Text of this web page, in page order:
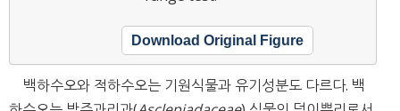
Download Original Figure
백하수오와 적하수오는 기원식물과 유기성분도 다르다. 백